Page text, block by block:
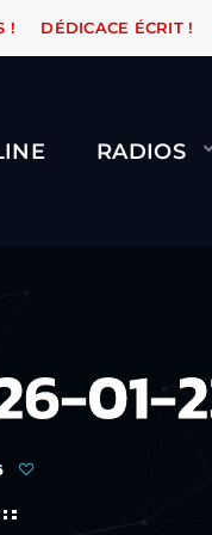
ORANGE ROAD QUI
! DÉDICACE ÉCRIT !
RADIOS
01-